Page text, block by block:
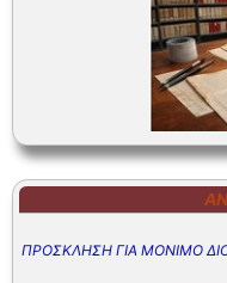
ΠΡΟΣΚΛΗΣΗ ΓΙΑ ΜΟΝΙΜΟ